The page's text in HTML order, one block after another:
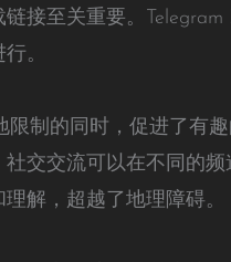
接至关重要。
。
限制的同时，促进了有
交交流可以在不同的
解，超越了地理障碍。